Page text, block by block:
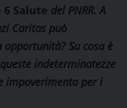
6 Salute del PNRR. A
Caritas può
Su cosa è
indeterminatezze
impoverimento per i